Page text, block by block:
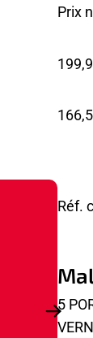
Prix
Réf.
5